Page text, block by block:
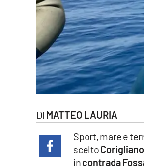
lacitymag.it
cosenzachannel.it
ilvibonese.it
MATTEO LAURIA
Sport, mare e
scelto
incontrada